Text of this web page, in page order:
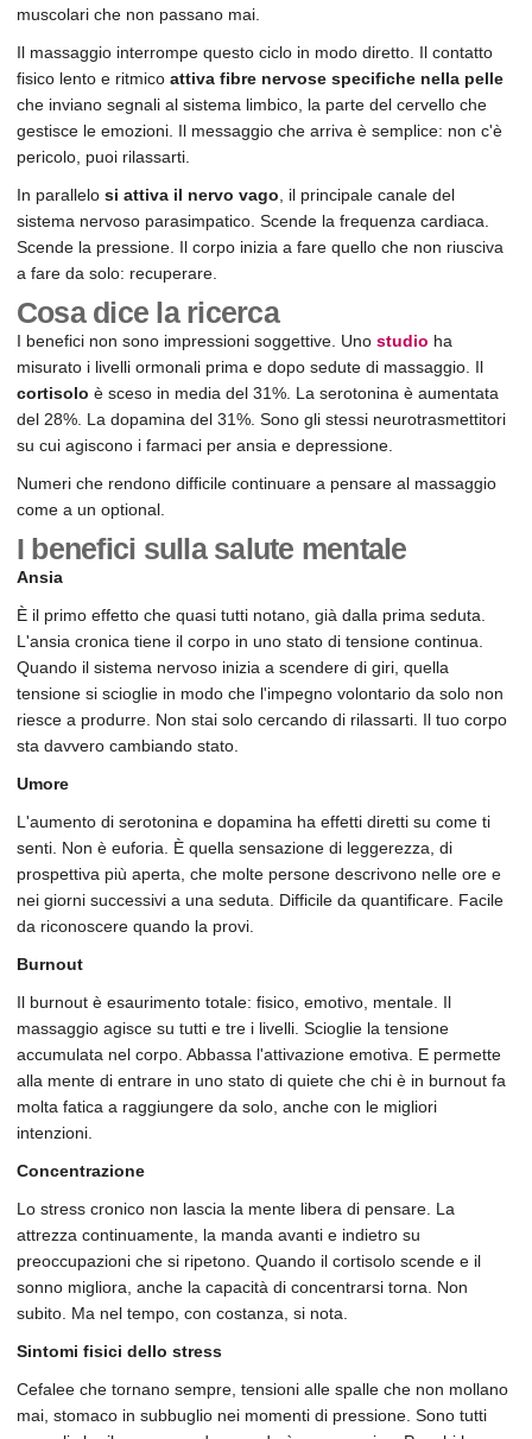
muscolari che non passano mai.
Il massaggio interrompe questo ciclo in modo diretto. Il contatto
fisico lento e ritmico attiva fibre nervose specifiche nella pelle
che inviano segnali al sistema limbico, la parte del cervello che
gestisce le emozioni. Il messaggio che arriva è semplice: non c'è
pericolo, puoi rilassarti.
In parallelo si attiva il nervo vago, il principale canale del
sistema nervoso parasimpatico. Scende la frequenza cardiaca.
Scende la pressione. Il corpo inizia a fare quello che non riusciva
a fare da solo: recuperare.
Cosa dice la ricerca
I benefici non sono impressioni soggettive. Uno studio ha
misurato i livelli ormonali prima e dopo sedute di massaggio. Il
cortisolo è sceso in media del 31%. La serotonina è aumentata
del 28%. La dopamina del 31%. Sono gli stessi neurotrasmettitori
su cui agiscono i farmaci per ansia e depressione.
Numeri che rendono difficile continuare a pensare al massaggio
come a un optional.
I benefici sulla salute mentale
Ansia
È il primo effetto che quasi tutti notano, già dalla prima seduta.
L'ansia cronica tiene il corpo in uno stato di tensione continua.
Quando il sistema nervoso inizia a scendere di giri, quella
tensione si scioglie in modo che l'impegno volontario da solo non
riesce a produrre. Non stai solo cercando di rilassarti. Il tuo corpo
sta davvero cambiando stato.
Umore
L'aumento di serotonina e dopamina ha effetti diretti su come ti
senti. Non è euforia. È quella sensazione di leggerezza, di
prospettiva più aperta, che molte persone descrivono nelle ore e
nei giorni successivi a una seduta. Difficile da quantificare. Facile
da riconoscere quando la provi.
Burnout
Il burnout è esaurimento totale: fisico, emotivo, mentale. Il
massaggio agisce su tutti e tre i livelli. Scioglie la tensione
accumulata nel corpo. Abbassa l'attivazione emotiva. E permette
alla mente di entrare in uno stato di quiete che chi è in burnout fa
molta fatica a raggiungere da solo, anche con le migliori
intenzioni.
Concentrazione
Lo stress cronico non lascia la mente libera di pensare. La
attrezza continuamente, la manda avanti e indietro su
preoccupazioni che si ripetono. Quando il cortisolo scende e il
sonno migliora, anche la capacità di concentrarsi torna. Non
subito. Ma nel tempo, con costanza, si nota.
Sintomi fisici dello stress
Cefalee che tornano sempre, tensioni alle spalle che non mollano
mai, stomaco in subbuglio nei momenti di pressione. Sono tutti